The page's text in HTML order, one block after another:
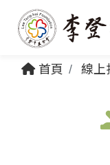
首頁 線上